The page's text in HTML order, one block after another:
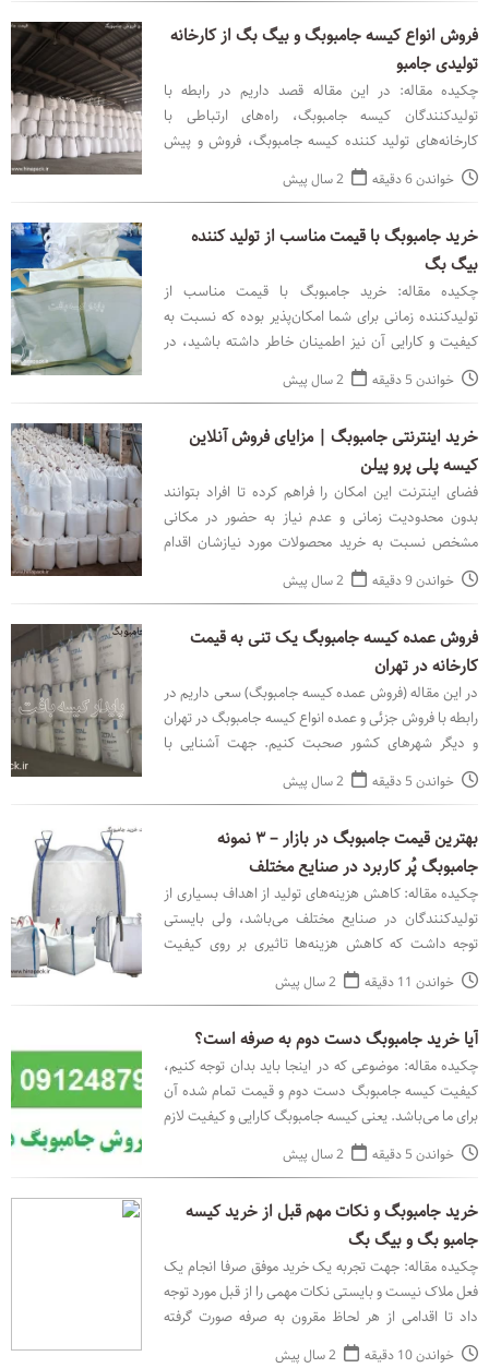
فروش انواع کیسه جامبوبگ و بیگ بگ از کارخانه
تولیدی جامبو
چکیده مقاله: در این مقاله قصد داریم در رابطه با
تولیدکنندگان کیسه جامبوبگ، راه‌های ارتباطی با
کارخانه‌های تولید کننده کیسه جامبوبگ، فروش و پیش
فروش انواع جامبوبگ و بیگ بگ در تهران و دیگر شهرهای
کشور ص
خواندن 6 دقیقه 2 سال پیش
خرید جامبوبگ با قیمت مناسب از تولید کننده
بیگ بگ
چکیده مقاله: خرید جامبوبگ با قیمت مناسب از
تولیدکننده زمانی برای شما امکان‌پذیر بوده که نسبت به
کیفیت و کارایی آن نیز اطمینان خاطر داشته باشید، در
غیر این صورت هزینه‌هایی را برای شما در پی خواهد داشت
خواندن 5 دقیقه 2 سال پیش
خرید اینترنتی جامبوبگ | مزایای فروش آنلاین
کیسه پلی پرو پیلن
فضای اینترنت این امکان را فراهم کرده تا افراد بتوانند
بدون محدودیت زمانی و عدم نیاز به حضور در مکانی
مشخص نسبت به خرید محصولات مورد نیازشان اقدام
کنند. ما به منظور سهولت در کار و صرفه‌جویی در زمان برا
خواندن 9 دقیقه 2 سال پیش
فروش عمده کیسه جامبوبگ یک تنی به قیمت
کارخانه در تهران
در این مقاله (فروش عمده کیسه جامبوبگ) سعی داریم در
رابطه با فروش جزئی و عمده انواع کیسه جامبوبگ در تهران
و دیگر شهرهای کشور صحبت کنیم. جهت آشنایی با
محصولات تولیدی پایدار کیسه بافت، رفع سوالات و ابهات
خواندن 5 دقیقه 2 سال پیش
بهترین قیمت جامبوبگ در بازار – ۳ نمونه
جامبوبگ پُر کاربرد در صنایع مختلف
چکیده مقاله: کاهش هزینه‌های تولید از اهداف بسیاری از
تولیدکنندگان در صنایع مختلف می‌باشد، ولی بایستی
توجه داشت که کاهش هزینه‌ها تاثیری بر روی کیفیت
محصول نهایی نداشته باشد. توجه بیش از حد بر مقوله قیم
خواندن 11 دقیقه 2 سال پیش
آیا خرید جامبوبگ دست دوم به صرفه است؟
چکیده مقاله: موضوعی که در اینجا باید بدان توجه کنیم،
کیفیت کیسه جامبوبگ دست دوم و قیمت تمام شده آن
برای ما می‌باشد. یعنی کیسه جامبوبگ کارایی و کیفیت لازم
جهت حمل محصول ما را داشته باشد و نیاز به هزینه
خواندن 5 دقیقه 2 سال پیش
خرید جامبوبگ و نکات مهم قبل از خرید کیسه
جامبو بگ و بیگ بگ
چکیده مقاله: جهت تجربه یک خرید موفق صرفا انجام یک
فعل ملاک نیست و بایستی نکات مهمی را از قبل مورد توجه
داد تا اقدامی از هر لحاظ مقرون به صرفه صورت گرفته
باشد. در زمان خرید جامبوبگ و بیگ بگ یکی از فاکت
خواندن 10 دقیقه 2 سال پیش